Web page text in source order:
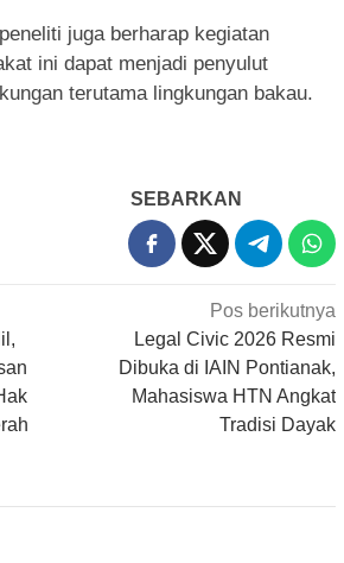
juga berharap kegiatan
ini dapat menjadi penyulut
terutama lingkungan bakau.
SEBARKAN
Pos berikutnya
Legal Civic 2026 Resmi
Dibuka di IAIN Pontianak,
Mahasiswa HTN Angkat
Tradisi Dayak